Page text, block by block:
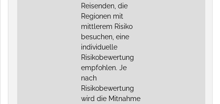
Reisenden, die
Regionen mit
mittlerem Risiko
besuchen, eine
individuelle
Risikobewertung
empfohlen. Je
nach
Risikobewertung
wird die Mitnahme